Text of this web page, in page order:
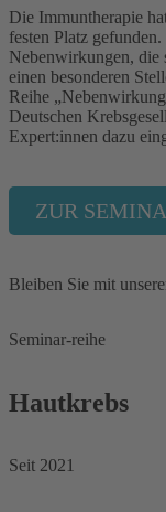
Die Immuntherapie
festen Platz
Nebenwirkungen, die
einen besonderen
Reihe
Deutschen
Expert:innen dazu
ZUR
Bleiben Sie mit
Seminar-reihe
Hautkrebs
Seit 2021